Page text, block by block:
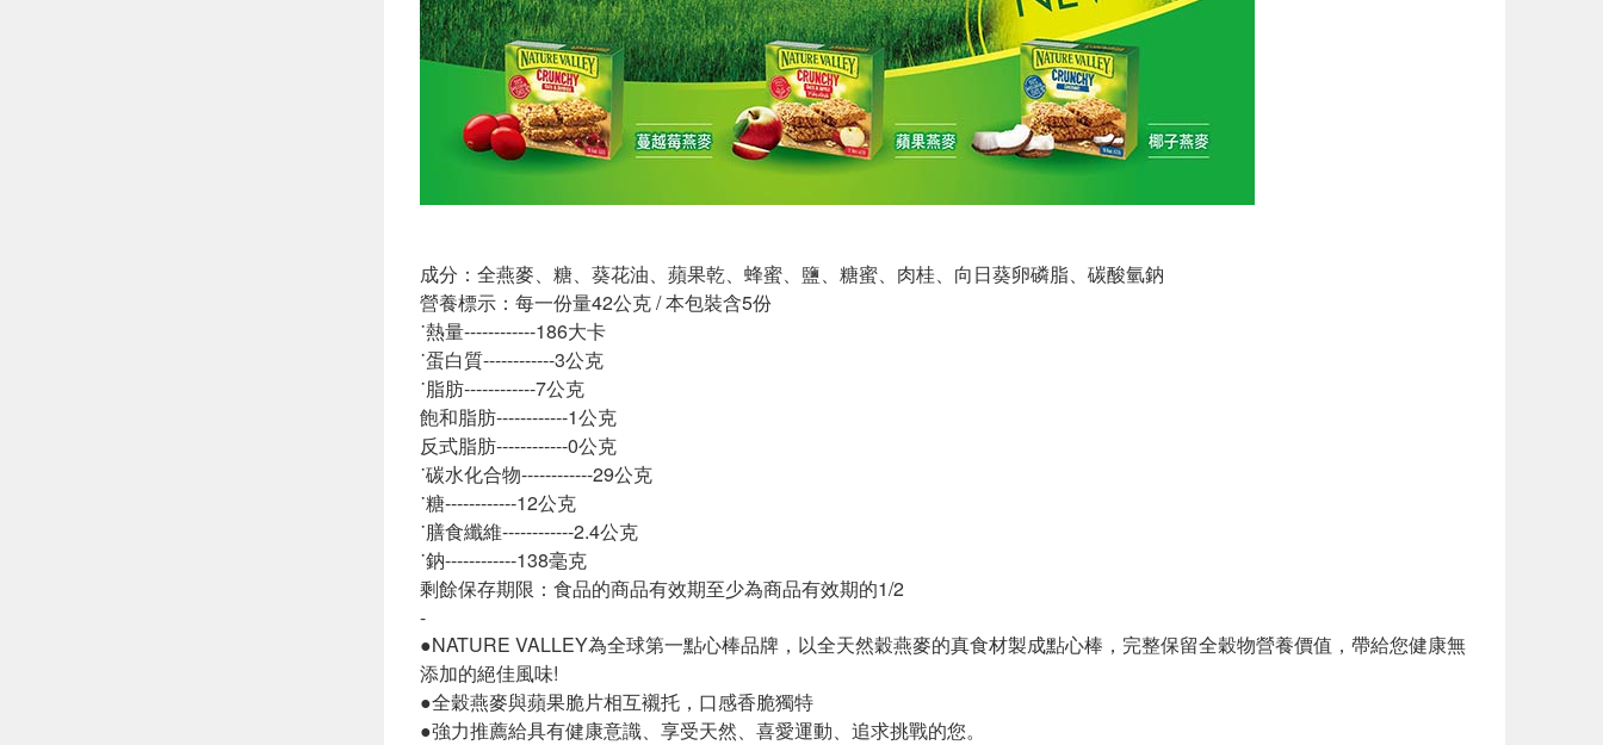
成分：全燕麥、糖、葵花油、蘋果乾、蜂蜜、鹽、糖蜜、肉桂、向日葵卵磷脂、碳酸氫鈉
營養標示：每一份量42公克 / 本包裝含5份
˙熱量------------186大卡
˙蛋白質------------3公克
˙脂肪------------7公克
飽和脂肪------------1公克
反式脂肪------------0公克
˙碳水化合物------------29公克
˙糖------------12公克
˙膳食纖維------------2.4公克
˙鈉------------138毫克
剩餘保存期限：食品的商品有效期至少為商品有效期的1/2
-
●NATURE VALLEY為全球第一點心棒品牌，以全天然穀燕麥的真食材製成點心棒，完整保留全穀物營養價值，帶給您健康無
添加的絕佳風味!
●全穀燕麥與蘋果脆片相互襯托，口感香脆獨特
●強力推薦給具有健康意識、享受天然、喜愛運動、追求挑戰的您。